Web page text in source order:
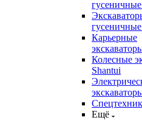
Карьерные
Колесные
Shantui
Ещё